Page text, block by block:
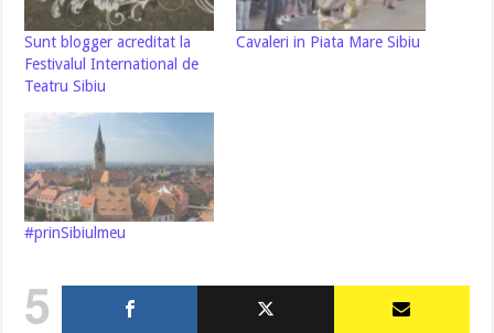
Sunt blogger acreditat la
Festivalul International de
Teatru Sibiu
Cavaleri in Piata Mare Sibiu
#prinSibiulmeu
5